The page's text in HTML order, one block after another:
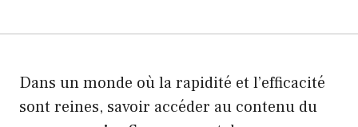
Dans un monde où la rapidité et l’efficacité
sont reines, savoir accéder au contenu du